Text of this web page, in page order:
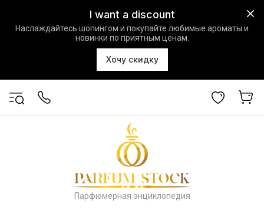
I want a discount
Наслаждайтесь шопингом и покупайте любимые ароматы и
новинки по приятным ценам.
Хочу скидку
Парфюмерная энциклопедия